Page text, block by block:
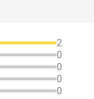
2
0
0
0
0